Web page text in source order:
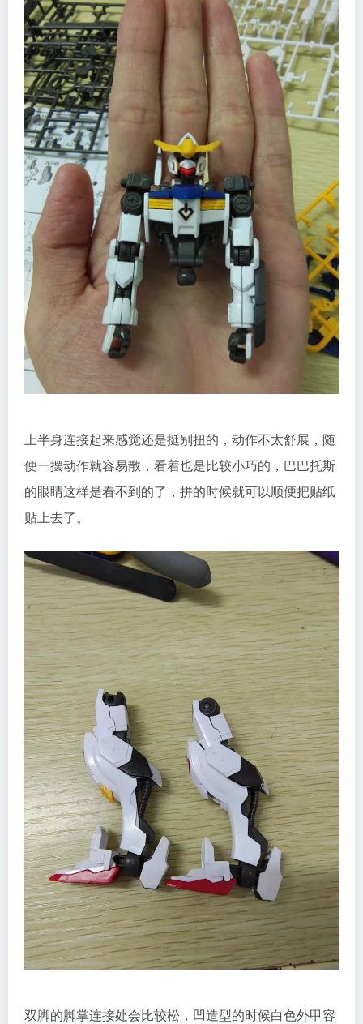
上半身连接起来感觉还是挺别扭的，动作不太舒展，随
便一摆动作就容易散，看着也是比较小巧的，巴巴托斯
的眼睛这样是看不到的了，拼的时候就可以顺便把贴纸
贴上去了。
双脚的脚掌连接处会比较松，凹造型的时候白色外甲容